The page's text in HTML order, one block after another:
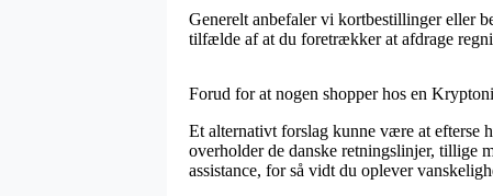
Generelt anbefaler vi kortbestillinger eller
tilfælde af at du foretrækker at afdrage
Forud for at nogen shopper hos en
Et alternativt forslag kunne være at efterse
overholder de danske retningslinjer, tillige
assistance, for så vidt du oplever